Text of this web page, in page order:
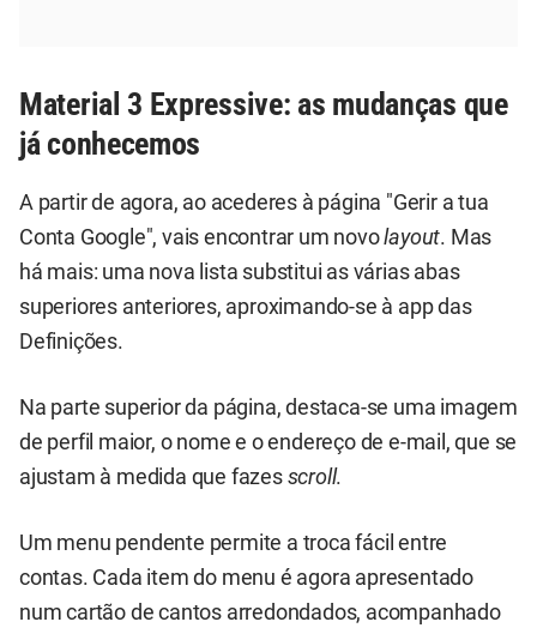
Material 3 Expressive: as mudanças que
já conhecemos
A partir de agora, ao acederes à página "Gerir a tua
Conta Google", vais encontrar um novolayout. Mas
há mais: uma nova lista substitui as várias abas
superiores anteriores, aproximando-se à app das
Definições.
Na parte superior da página, destaca-se uma imagem
de perfil maior, o nome e o endereço de e-mail, que se
ajustam à medida que fazes scroll.
Um menu pendente permite a troca fácil entre
contas. Cada item do menu é agora apresentado
num cartão de cantos arredondados, acompanhado